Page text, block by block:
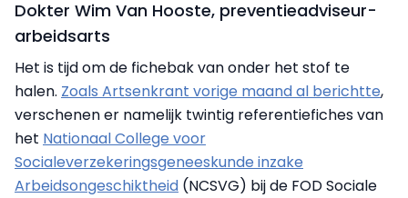
Dokter Wim Van Hooste, preventieadviseur-
arbeidsarts
Het is tijd om de fichebak van onder het stof te
halen. Zoals Artsenkrant vorige maand al berichtte,
verschenen er namelijk twintig referentiefiches van
het Nationaal College voor
Socialeverzekeringsgeneeskunde inzake
Arbeidsongeschiktheid (NCSVG) bij de FOD Sociale